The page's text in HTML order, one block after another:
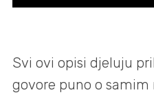
Svi ovi opisi djeluju
govore puno o